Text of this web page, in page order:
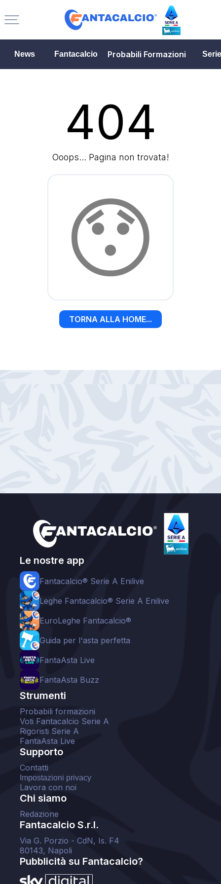
News Fantacalcio Probabili Formazioni
404
Ooops... Pagina non trovata!
😯
TORNA ALLA HOME...
Le nostre app
Fantacalcio® Serie A Enilive
Leghe Fantacalcio® Serie A Enilive
EuroLeghe Fantacalcio®
Guida per l'asta perfetta
FantaAsta Live
FantaAsta Buzz
Strumenti
Probabili formazioni
Voti Fantacalcio Serie A
Rigoristi Serie A
FantaAsta Live
Supporto
Contatti
Impostazioni privacy
Lavora con noi
Chi siamo
Redazione
Fantacalcio S.r.l.
Via G. Porzio - CdN, Is. F4
80143, Napoli
Pubblicità su Fantacalcio?